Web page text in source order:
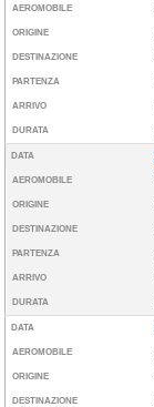
AEROMOBILE
ORIGINE
DESTINAZIONE
PARTENZA
ARRIVO
DURATA
DATA
AEROMOBILE
ORIGINE
DESTINAZIONE
PARTENZA
ARRIVO
DURATA
DATA
AEROMOBILE
ORIGINE
DESTINAZIONE